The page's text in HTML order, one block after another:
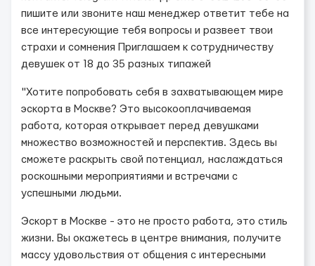
пишите или звоните наш менеджер ответит тебе на
все интересующие тебя вопросы и развеет твои
страхи и сомнения Приглашаем к сотрудничеству
девушек от 18 до 35 разных типажей
"Хотите попробовать себя в захватывающем мире
эскорта в Москве? Это высокооплачиваемая
работа, которая открывает перед девушками
множество возможностей и перспектив. Здесь вы
сможете раскрыть свой потенциал, наслаждаться
роскошными мероприятиями и встречами с
успешными людьми.
Эскорт в Москве - это не просто работа, это стиль
жизни. Вы окажетесь в центре внимания, получите
массу удовольствия от общения с интересными